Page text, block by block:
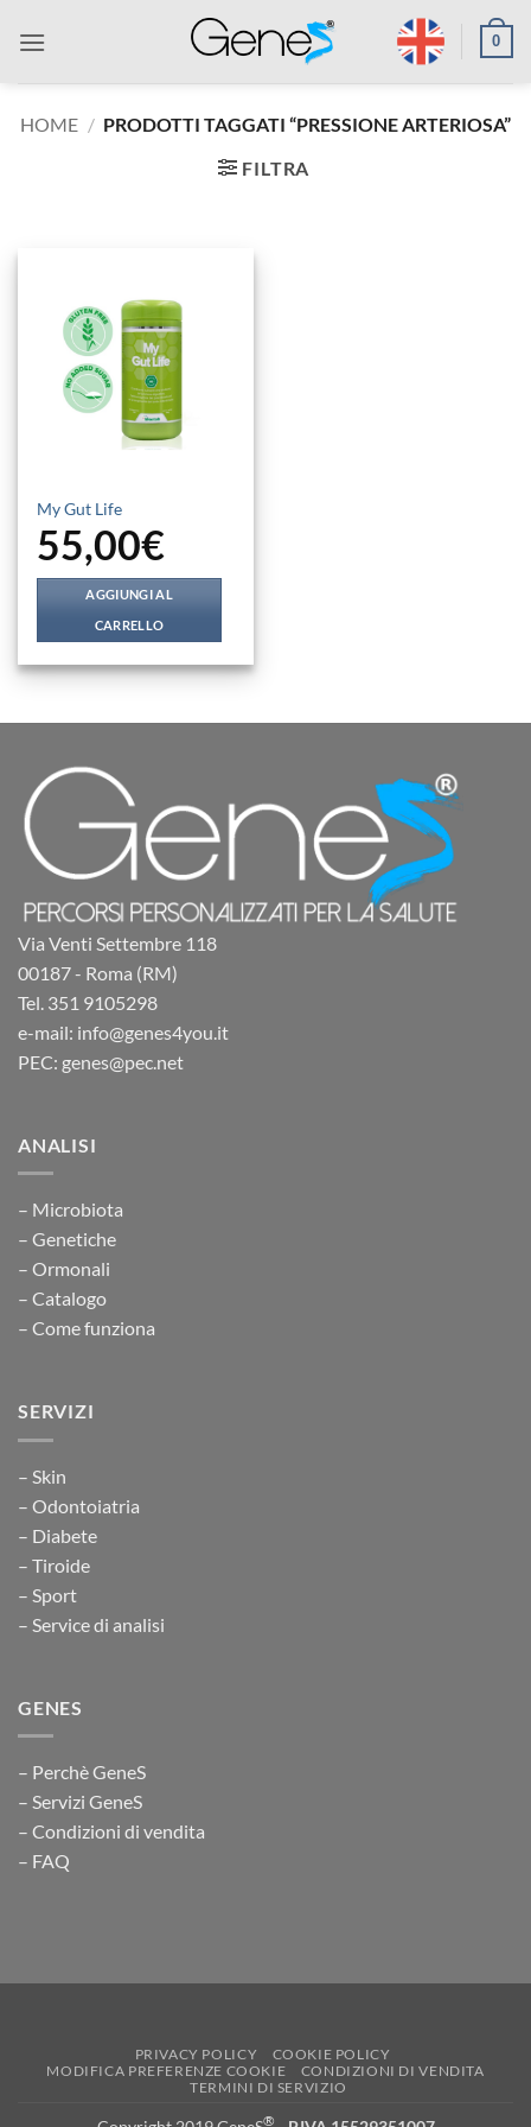
0
HOME / PRODOTTI TAGGATI “PRESSIONE ARTERIOSA”
FILTRA
My Gut Life
55,00€
AGGIUNGI AL
CARRELLO
Via Venti Settembre 118
00187 - Roma (RM)
Tel. 351 9105298
e-mail: info@genes4you.it
PEC: genes@pec.net
ANALISI
– Microbiota
– Genetiche
– Ormonali
– Catalogo
– Come funziona
SERVIZI
– Skin
– Odontoiatria
– Diabete
– Tiroide
– Sport
– Service di analisi
GENES
– Perchè GeneS
– Servizi GeneS
– Condizioni di vendita
– FAQ
PRIVACY POLICY
COOKIE POLICY
MODIFICA PREFERENZE COOKIE
CONDIZIONI DI VENDITA
TERMINI DI SERVIZIO
®